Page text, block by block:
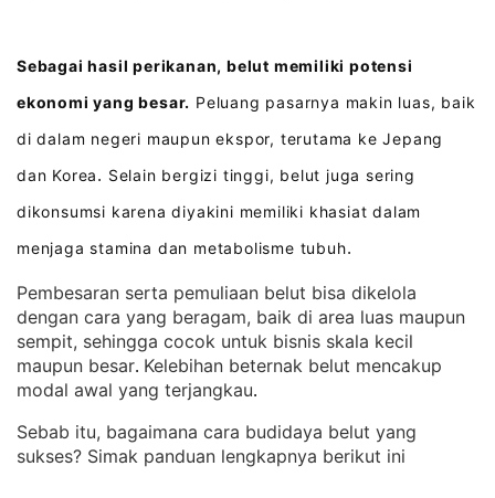
Sebagai hasil perikanan, belut memiliki potensi
ekonomi yang besar. Peluang pasarnya makin luas, baik
di dalam negeri maupun ekspor, terutama ke Jepang
dan Korea. Selain bergizi tinggi, belut juga sering
dikonsumsi karena diyakini memiliki khasiat dalam
menjaga stamina dan metabolisme tubuh.
Pembesaran serta pemuliaan belut bisa dikelola
dengan cara yang beragam, baik di area luas maupun
sempit, sehingga cocok untuk bisnis skala kecil
maupun besar. Kelebihan beternak belut mencakup
modal awal yang terjangkau.
Sebab itu, bagaimana cara budidaya belut yang
sukses? Simak panduan lengkapnya berikut ini